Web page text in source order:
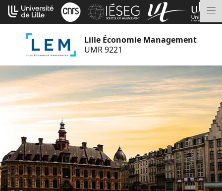
Aller
au
contenu
Lille Économie Management
UMR 9221
Cookies management panel